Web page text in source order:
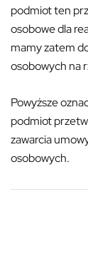
podmiot ten
osobowe dla
mamy zatem
osobowych na
Powyższe
podmiot
zawarcia
osobowych.